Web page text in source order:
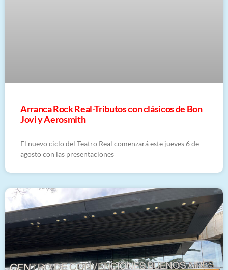
Arranca Rock Real-Tributos con clásicos de Bon
Jovi y Aerosmith
El nuevo ciclo del Teatro Real comenzará este jueves 6 de
agosto con las presentaciones